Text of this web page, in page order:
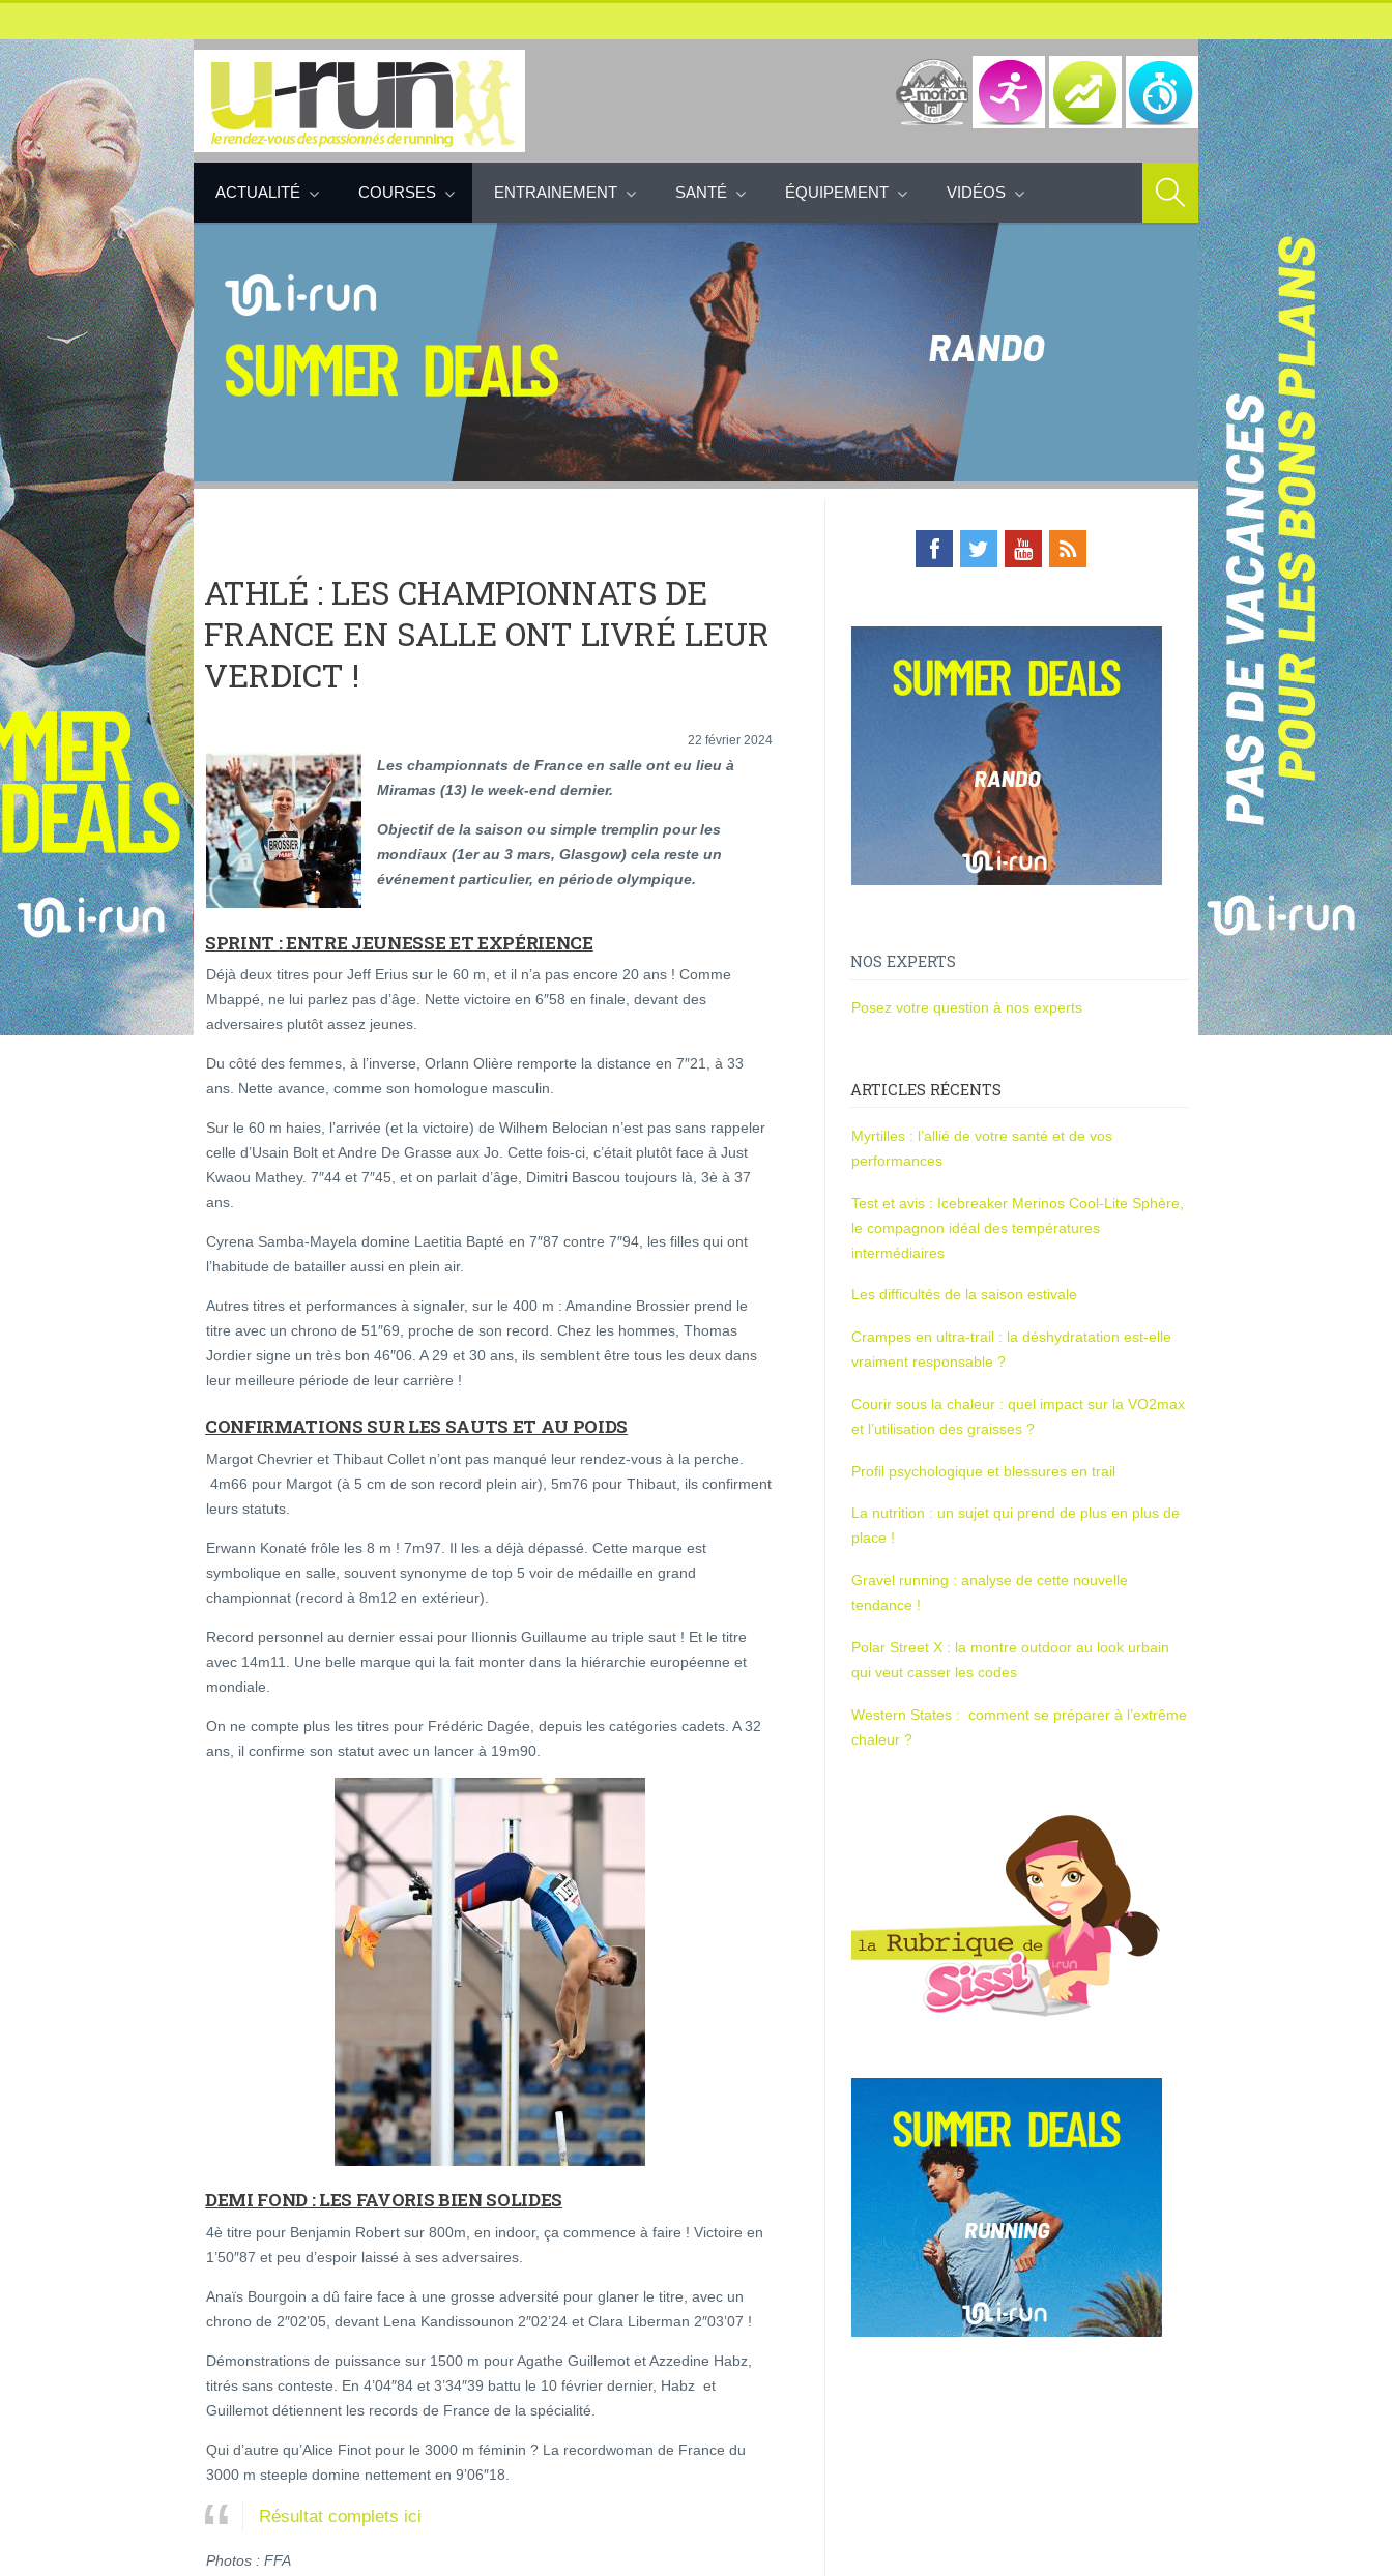
ACTUALITÉ COURSES ENTRAINEMENT SANTÉ ÉQUIPEMENT VIDÉOS
ATHLÉ : LES CHAMPIONNATS DE
FRANCE EN SALLE ONT LIVRÉ LEUR
VERDICT !
22 février 2024
Les championnats de France en salle ont eu lieu à
Miramas (13) le week-end dernier.
Objectif de la saison ou simple tremplin pour les
mondiaux (1er au 3 mars, Glasgow) cela reste un
événement particulier, en période olympique.
SPRINT : ENTRE JEUNESSE ET EXPÉRIENCE
Déjà deux titres pour Jeff Erius sur le 60 m, et il n’a pas encore 20 ans ! Comme
Mbappé, ne lui parlez pas d’âge. Nette victoire en 6″58 en finale, devant des
adversaires plutôt assez jeunes.
Du côté des femmes, à l’inverse, Orlann Olière remporte la distance en 7″21, à 33
ans. Nette avance, comme son homologue masculin.
Sur le 60 m haies, l’arrivée (et la victoire) de Wilhem Belocian n’est pas sans rappeler
celle d’Usain Bolt et Andre De Grasse aux Jo. Cette fois-ci, c’était plutôt face à Just
Kwaou Mathey. 7″44 et 7″45, et on parlait d’âge, Dimitri Bascou toujours là, 3è à 37
ans.
Cyrena Samba-Mayela domine Laetitia Bapté en 7″87 contre 7″94, les filles qui ont
l’habitude de batailler aussi en plein air.
Autres titres et performances à signaler, sur le 400 m : Amandine Brossier prend le
titre avec un chrono de 51″69, proche de son record. Chez les hommes, Thomas
Jordier signe un très bon 46″06. A 29 et 30 ans, ils semblent être tous les deux dans
leur meilleure période de leur carrière !
CONFIRMATIONS SUR LES SAUTS ET AU POIDS
Margot Chevrier et Thibaut Collet n’ont pas manqué leur rendez-vous à la perche.
4m66 pour Margot (à 5 cm de son record plein air), 5m76 pour Thibaut, ils confirment
leurs statuts.
Erwann Konaté frôle les 8 m ! 7m97. Il les a déjà dépassé. Cette marque est
symbolique en salle, souvent synonyme de top 5 voir de médaille en grand
championnat (record à 8m12 en extérieur).
Record personnel au dernier essai pour Ilionnis Guillaume au triple saut ! Et le titre
avec 14m11. Une belle marque qui la fait monter dans la hiérarchie européenne et
mondiale.
On ne compte plus les titres pour Frédéric Dagée, depuis les catégories cadets. A 32
ans, il confirme son statut avec un lancer à 19m90.
DEMI FOND : LES FAVORIS BIEN SOLIDES
4è titre pour Benjamin Robert sur 800m, en indoor, ça commence à faire ! Victoire en
1’50″87 et peu d’espoir laissé à ses adversaires.
Anaïs Bourgoin a dû faire face à une grosse adversité pour glaner le titre, avec un
chrono de 2″02’05, devant Lena Kandissounon 2″02’24 et Clara Liberman 2″03’07 !
Démonstrations de puissance sur 1500 m pour Agathe Guillemot et Azzedine Habz,
titrés sans conteste. En 4’04″84 et 3’34″39 battu le 10 février dernier, Habz et
Guillemot détiennent les records de France de la spécialité.
Qui d’autre qu’Alice Finot pour le 3000 m féminin ? La recordwoman de France du
3000 m steeple domine nettement en 9’06″18.
Résultat complets ici
Photos : FFA
NOS EXPERTS
Posez votre question à nos experts
ARTICLES RÉCENTS
Myrtilles : l’allié de votre santé et de vos
performances
Test et avis : Icebreaker Merinos Cool-Lite Sphère,
le compagnon idéal des températures
intermédiaires
Les difficultés de la saison estivale
Crampes en ultra-trail : la déshydratation est-elle
vraiment responsable ?
Courir sous la chaleur : quel impact sur la VO2max
et l’utilisation des graisses ?
Profil psychologique et blessures en trail
La nutrition : un sujet qui prend de plus en plus de
place !
Gravel running : analyse de cette nouvelle
tendance !
Polar Street X : la montre outdoor au look urbain
qui veut casser les codes
Western States : comment se préparer à l’extrême
chaleur ?